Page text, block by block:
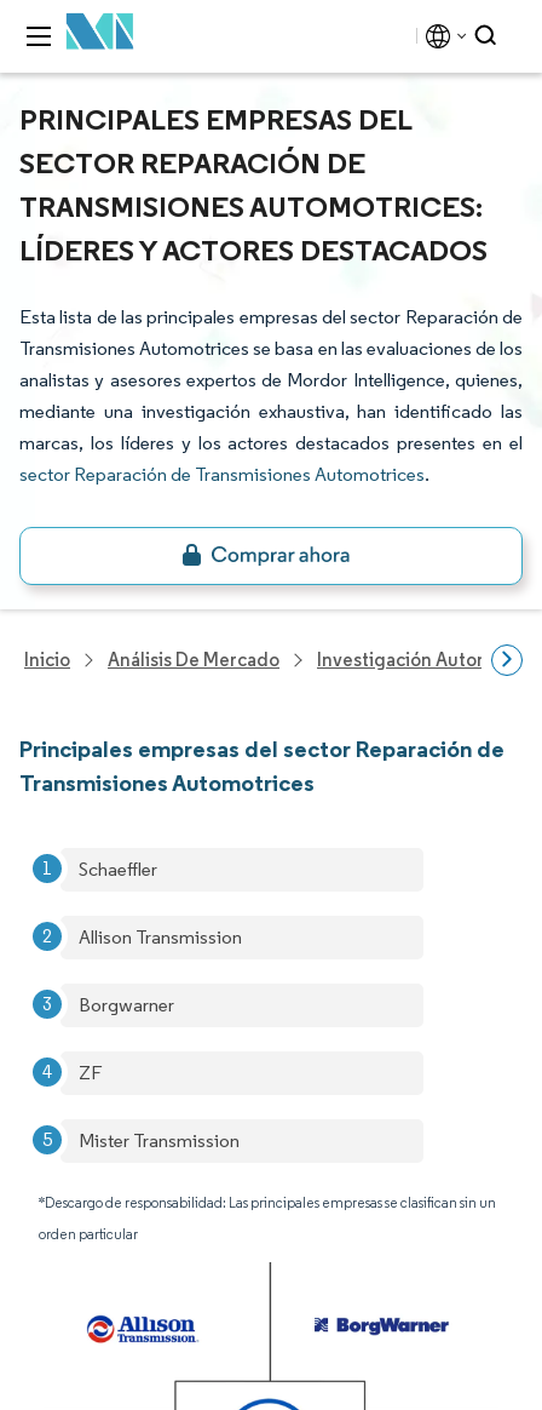
PRINCIPALES EMPRESAS DEL
SECTOR REPARACIÓN DE
TRANSMISIONES AUTOMOTRICES:
LÍDERES Y ACTORES DESTACADOS
Esta lista de las principales empresas del sector Reparación de
Transmisiones Automotrices se basa en las evaluaciones de los
analistas y asesores expertos de Mordor Intelligence, quienes,
mediante una investigación exhaustiva, han identificado las
marcas, los líderes y los actores destacados presentes en el
sector Reparación de Transmisiones Automotrices.
Inicio Análisis De Mercado Investigación Automotriz
Principales empresas del sector Reparación de
Transmisiones Automotrices
Schaeffler
Allison Transmission
Borgwarner
ZF
Mister Transmission
*Descargo de responsabilidad: Las principales empresas se clasifican sin un
orden particular